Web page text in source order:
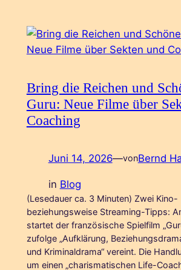
Bring die Reichen und
Guru: Neue Filme über
Coaching
Juni 14, 2026—vonBernd
in Blog
(Lesedauer ca. 3 Minuten) Zwei Kino-
beziehungsweise Streaming-Tipps:
startet der französische Spielfilm
zufolge „Aufklärung,
und Kriminaldrama“ vereint. Die
um einen „charismatischen Life-